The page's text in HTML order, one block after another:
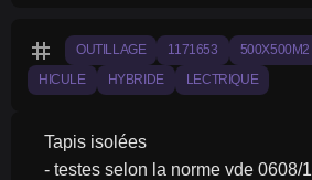
tag OUTILLAGE 1171653 500X500M2
HICULE HYBRIDE LECTRIQUE
Tapis isolées
- testes selon la norme vde 0608/1